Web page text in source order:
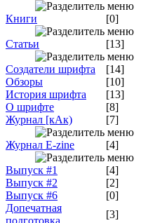
Книги [0]
Статьи [13]
Создатели шрифта
[14]
Обзоры
[10]
История шрифта
[13]
О шрифте
[8]
Журнал [кАк)
[7]
Журнал E-zine [4]
Выпуск #1
[4]
Выпуск #2
[2]
Выпуск #6
[0]
Допечатная
подготовка
[3]